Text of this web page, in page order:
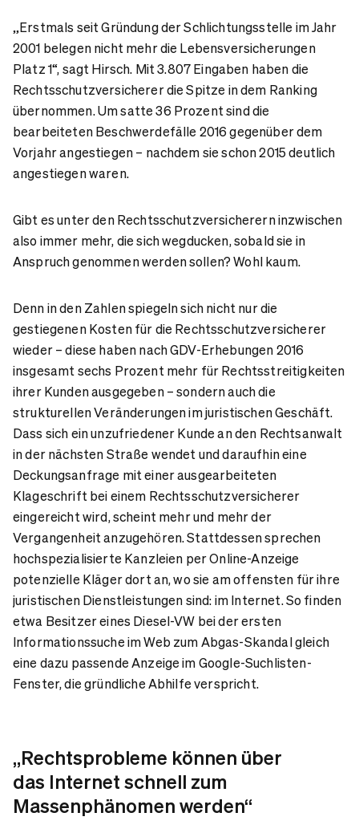
„Erstmals seit Gründung der Schlichtungsstelle im Jahr
2001 belegen nicht mehr die Lebensversicherungen
Platz 1“, sagt Hirsch. Mit 3.807 Eingaben haben die
Rechtsschutzversicherer die Spitze in dem Ranking
übernommen. Um satte 36 Prozent sind die
bearbeiteten Beschwerdefälle 2016 gegenüber dem
Vorjahr angestiegen – nachdem sie schon 2015 deutlich
angestiegen waren.
Gibt es unter den Rechtsschutzversicherern inzwischen
also immer mehr, die sich wegducken, sobald sie in
Anspruch genommen werden sollen? Wohl kaum.
Denn in den Zahlen spiegeln sich nicht nur die
gestiegenen Kosten für die Rechtsschutzversicherer
wieder – diese haben nach GDV-Erhebungen 2016
insgesamt sechs Prozent mehr für Rechtsstreitigkeiten
ihrer Kunden ausgegeben – sondern auch die
strukturellen Veränderungen im juristischen Geschäft.
Dass sich ein unzufriedener Kunde an den Rechtsanwalt
in der nächsten Straße wendet und daraufhin eine
Deckungsanfrage mit einer ausgearbeiteten
Klageschrift bei einem Rechtsschutzversicherer
eingereicht wird, scheint mehr und mehr der
Vergangenheit anzugehören. Stattdessen sprechen
hochspezialisierte Kanzleien per Online-Anzeige
potenzielle Kläger dort an, wo sie am offensten für ihre
juristischen Dienstleistungen sind: im Internet. So finden
etwa Besitzer eines Diesel-VW bei der ersten
Informationssuche im Web zum Abgas-Skandal gleich
eine dazu passende Anzeige im Google-Suchlisten-
Fenster, die gründliche Abhilfe verspricht.
„Rechtsprobleme können über
das Internet schnell zum
Massenphänomen werden“